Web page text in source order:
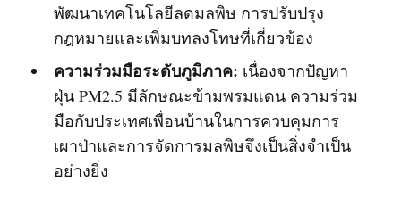
พัฒนาเทคโนโลยีลดมลพิษ การปรับปรุง
กฎหมายและเพิ่มบทลงโทษที่เกี่ยวข้อง
ความร่วมมือระดับภูมิภาค: เนื่องจากปัญหา
ฝุ่น PM2.5 มีลักษณะข้ามพรมแดน ความร่วม
มือกับประเทศเพื่อนบ้านในการควบคุมการ
เผาป่าและการจัดการมลพิษจึงเป็นสิ่งจำเป็น
อย่างยิ่ง